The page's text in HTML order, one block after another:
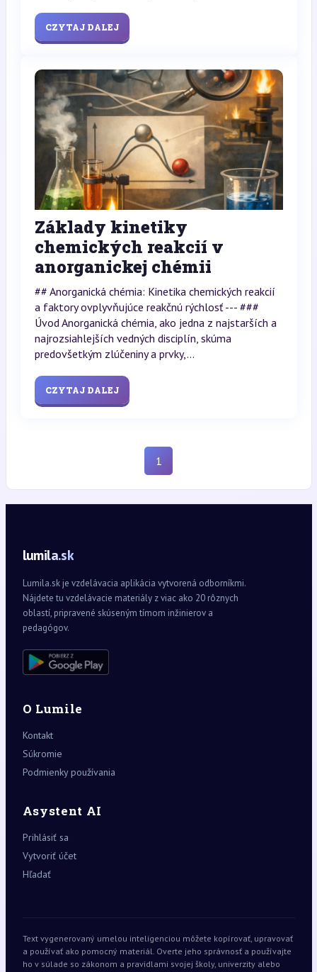
CZYTAJ DALEJ
Základy kinetiky
chemických reakcií v
anorganickej chémii
## Anorganická chémia: Kinetika chemických reakcií
a faktory ovplyvňujúce reakčnú rýchlosť --- ###
Úvod Anorganická chémia, ako jedna z najstarších a
najrozsiahlejších vedných disciplín, skúma
predovšetkým zlúčeniny a prvky,...
CZYTAJ DALEJ
1
lumila.sk
Lumila.sk je vzdelávacia aplikácia vytvorená odborníkmi.
Nájdete tu vzdelávacie materiály z viac ako 20 rôznych
oblastí, pripravené skúseným tímom inžinierov a
pedagógov.
O Lumile
Kontakt
Súkromie
Podmienky používania
Asystent AI
Prihlásiť sa
Vytvoriť účet
Hľadať
Text vygenerovaný umelou inteligenciou môžete kopírovať, upravovať
a používať ako pomocný materiál. Overte jeho správnosť a používajte
ho v súlade so zákonom a pravidlami svojej školy, univerzity alebo